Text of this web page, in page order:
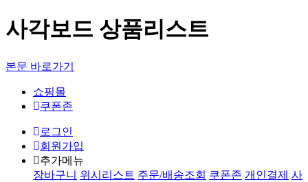
사각보드 상품리스트
본문 바로가기
쇼핑몰
쿠폰존
로그인
회원가입
추가메뉴
장바구니 위시리스트 주문/배송조회 쿠폰존 개인결제 사